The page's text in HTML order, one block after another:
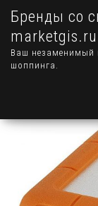
Бренды со
marketgis.ru
Ваш незаменимый
шоппинга.